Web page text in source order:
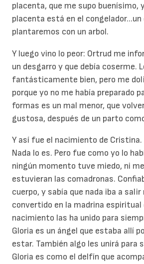
placenta, que me supo buenísimo,
placenta está en el congelador...un
plantaremos con un arbol.
Y luego vino lo peor: Ortrud me
un desgarro y que debía coserme.
fantásticamente bien, pero me
porque yo no me había preparado
formas es un mal menor, que
gustosa, después de un parto
Y así fue el nacimiento de
Nada lo es. Pero fue como yo lo
ningún momento tuve miedo, ni
estuvieran las comadronas.
cuerpo, y sabía que nada iba a salir
convertido en la madrina espiritual
nacimiento las ha unido para
Gloria es un ángel que estaba allí
estar. También algo les unirá para
Gloria es como el delfín que